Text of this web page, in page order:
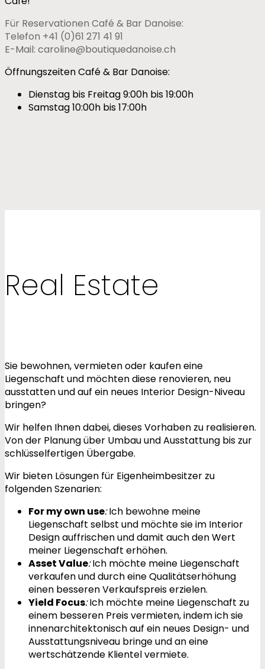
Für Reservationen Café & Bar Danoise:
Telefon +41 (0)61 271 41 91
E-Mail: caroline@boutiquedanoise.ch
Öffnungszeiten Café & Bar Danoise:
Dienstag bis Freitag 9:00h bis 19:00h
Samstag 10:00h bis 17:00h
Real Estate
Sie bewohnen, vermieten oder kaufen eine
Liegenschaft und möchten diese renovieren, neu
ausstatten und auf ein neues Interior Design-Niveau
bringen?
Wir helfen Ihnen dabei, dieses Vorhaben zu realisieren.
Von der Planung über Umbau und Ausstattung bis zur
schlüsselfertigen Übergabe.
Wir bieten Lösungen für Eigenheimbesitzer zu
folgenden Szenarien:
For my own use:Ich bewohne meine
Liegenschaft selbst und möchte sie im Interior
Design auffrischen und damit auch den Wert
meiner Liegenschaft erhöhen.
Asset Value:Ich möchte meine Liegenschaft
verkaufen und durch eine Qualitätserhöhung
einen besseren Verkaufspreis erzielen.
Yield Focus:Ich möchte meine Liegenschaft zu
einem besseren Preis vermieten, indem ich sie
innenarchitektonisch auf ein neues Design- und
Ausstattungsniveau bringe und an eine
wertschätzende Klientel vermiete.